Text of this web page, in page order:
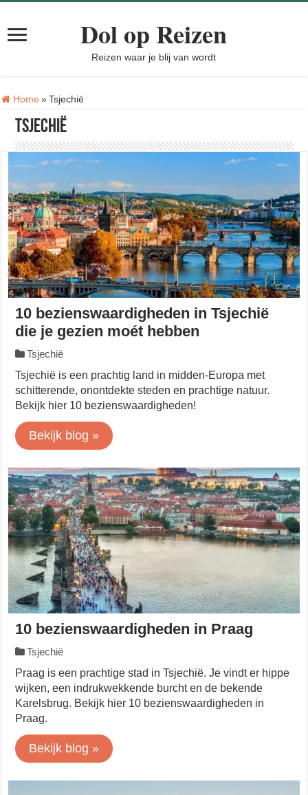
Dol op Reizen
Reizen waar je blij van wordt
Home » Tsjechië
Tsjechië
10 bezienswaardigheden in Tsjechië
die je gezien moét hebben
Tsjechië
Tsjechië is een prachtig land in midden-Europa met
schitterende, onontdekte steden en prachtige natuur.
Bekijk hier 10 bezienswaardigheden!
Bekijk blog »
10 bezienswaardigheden in Praag
Tsjechië
Praag is een prachtige stad in Tsjechië. Je vindt er hippe
wijken, een indrukwekkende burcht en de bekende
Karelsbrug. Bekijk hier 10 bezienswaardigheden in
Praag.
Bekijk blog »